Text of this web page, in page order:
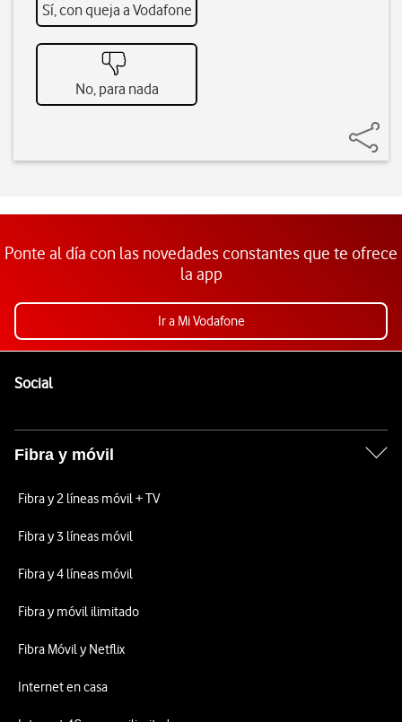
Sí, con queja a Vodafone
No, para nada
Ponte al día con las novedades constantes que te ofrece
la app
Ir a Mi Vodafone
SocialEnlaces a las redes sociales de Vodafone
Fibra y móvil
Fibra y 2 líneas móvil + TV
Fibra y 3 líneas móvil
Fibra y 4 líneas móvil
Fibra y móvil ilimitado
Fibra Móvil y Netflix
Internet en casa